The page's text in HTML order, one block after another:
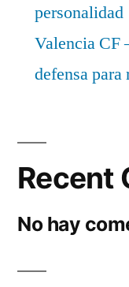
personalidad
Valencia CF
defensa
Recent
No hay